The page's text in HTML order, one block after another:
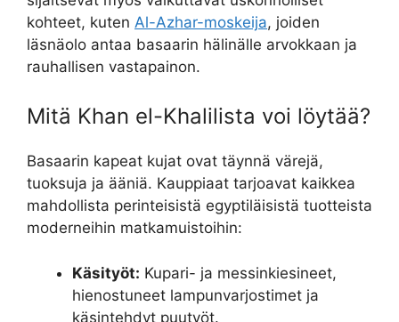
kohteet, kuten Al-Azhar-moskeija, joiden
läsnäolo antaa basaarin hälinälle arvokkaan ja
rauhallisen vastapainon.
Mitä Khan el-Khalilista voi löytää?
Basaarin kapeat kujat ovat täynnä värejä,
tuoksuja ja ääniä. Kauppiaat tarjoavat kaikkea
mahdollista perinteisistä egyptiläisistä tuotteista
moderneihin matkamuistoihin:
Käsityöt: Kupari- ja messinkiesineet,
hienostuneet lampunvarjostimet ja
käsintehdyt puutyöt.